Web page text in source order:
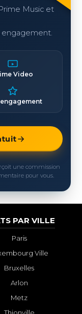
Music et
engagement.
Video
engagement
une commission
pour vous.
PAR VILLE
Paris
Ville
Bruxelles
Arlon
Metz